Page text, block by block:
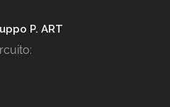
P. ART